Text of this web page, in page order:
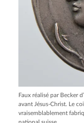
Faux réalisé par Becker
avant Jésus-Christ. Le
vraisemblablement